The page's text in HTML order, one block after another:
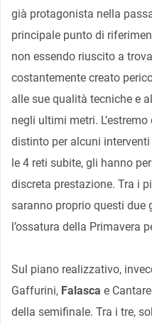
già protagonista nella
principale punto di
non essendo riuscito a
costantemente creato
alle sue qualità tecniche e
negli ultimi metri.
distinto per alcuni
le 4 reti subite, gli hanno
discreta prestazione. Tra i
saranno proprio questi due
l’ossatura della Primavera
Sul piano realizzativo,
Gaffurini, Falasca e
della semifinale. Tra i tre,